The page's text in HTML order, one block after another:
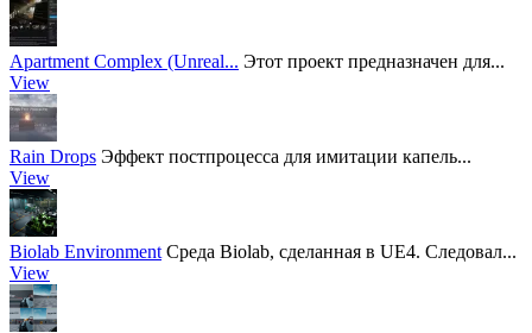
Apartment Complex (Unreal... Этот проект предназначен для...
View
Rain Drops Эффект постпроцесса для имитации капель...
View
Biolab Environment Среда Biolab, сделанная в UE4. Следовал...
View